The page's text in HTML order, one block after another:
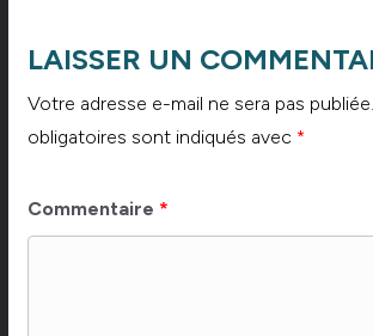
LAISSER UN
Votre adresse e-mail ne sera pas publiée.
obligatoires sont indiqués avec *
Commentaire *